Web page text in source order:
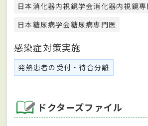
日本消化器内視鏡学会消化器内視鏡専
日本糖尿病学会糖尿病専門医
感染症対策実施
発熱患者の受付・待合分離
ドクターズファイル